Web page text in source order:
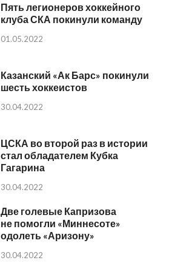
Пять легионеров хоккейного
клуба СКА покинули команду
01.05.2022
Казанский «Ак Барс» покинули
шесть хоккеистов
30.04.2022
ЦСКА во второй раз в истории
стал обладателем Кубка
Гагарина
30.04.2022
Две голевые Капризова
не помогли «Миннесоте»
одолеть «Аризону»
30.04.2022